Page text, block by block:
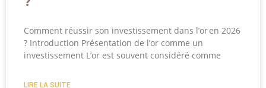
Comment réussir son investissement dans l’or en 2026
? Introduction Présentation de l’or comme un
investissement L’or est souvent considéré comme
LIRE LA SUITE